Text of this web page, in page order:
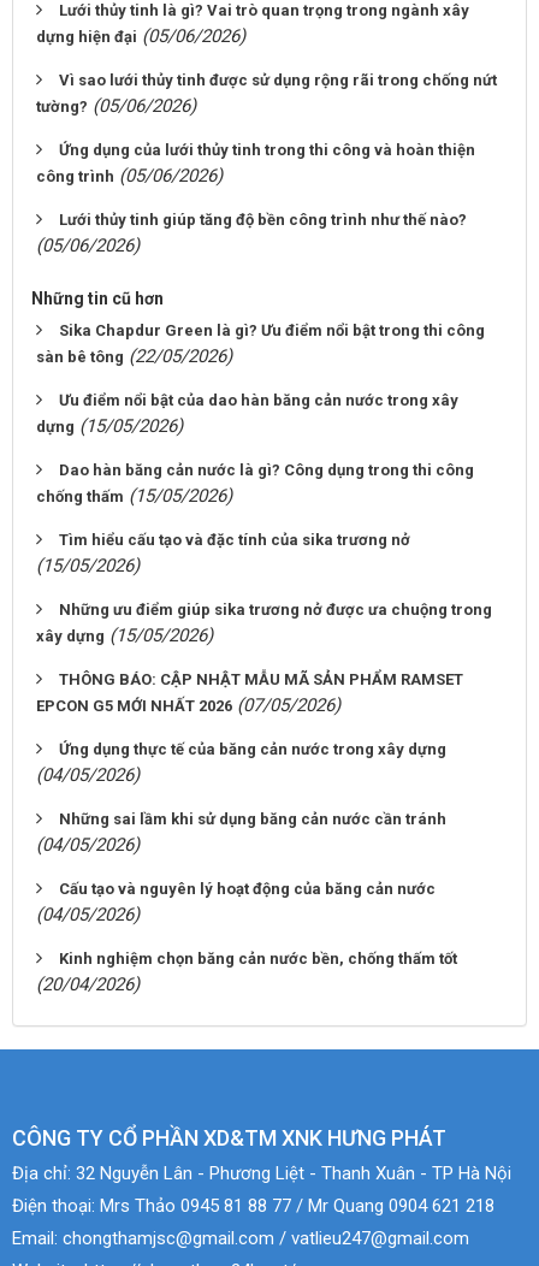
Lưới thủy tinh là gì? Vai trò quan trọng trong ngành xây
dựng hiện đại (05/06/2026)
Vì sao lưới thủy tinh được sử dụng rộng rãi trong chống nứt
tường? (05/06/2026)
Ứng dụng của lưới thủy tinh trong thi công và hoàn thiện
công trình (05/06/2026)
Lưới thủy tinh giúp tăng độ bền công trình như thế nào?
(05/06/2026)
Những tin cũ hơn
Sika Chapdur Green là gì? Ưu điểm nổi bật trong thi công
sàn bê tông (22/05/2026)
Ưu điểm nổi bật của dao hàn băng cản nước trong xây
dựng (15/05/2026)
Dao hàn băng cản nước là gì? Công dụng trong thi công
chống thấm (15/05/2026)
Tìm hiểu cấu tạo và đặc tính của sika trương nở
(15/05/2026)
Những ưu điểm giúp sika trương nở được ưa chuộng trong
xây dựng (15/05/2026)
THÔNG BÁO: CẬP NHẬT MẪU MÃ SẢN PHẨM RAMSET
EPCON G5 MỚI NHẤT 2026 (07/05/2026)
Ứng dụng thực tế của băng cản nước trong xây dựng
(04/05/2026)
Những sai lầm khi sử dụng băng cản nước cần tránh
(04/05/2026)
Cấu tạo và nguyên lý hoạt động của băng cản nước
(04/05/2026)
Kinh nghiệm chọn băng cản nước bền, chống thấm tốt
(20/04/2026)
CÔNG TY CỔ PHẦN XD&TM XNK HƯNG PHÁT
Địa chỉ: 32 Nguyễn Lân - Phương Liệt - Thanh Xuân - TP Hà Nội
Điện thoại: Mrs Thảo 0945 81 88 77 / Mr Quang 0904 621 218
Email: chongthamjsc@gmail.com / vatlieu247@gmail.com